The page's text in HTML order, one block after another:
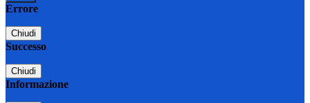
Errore
Chiudi
Successo
Chiudi
Informazione